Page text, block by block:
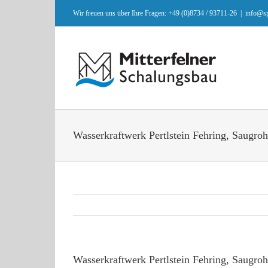
Wir freuen uns über Ihre Fragen: +49 (0)8734 / 93711-26
Wasserkraftwerk Pertlstein Fehring,
Wasserkraftwerk Pertlstein Fehring,